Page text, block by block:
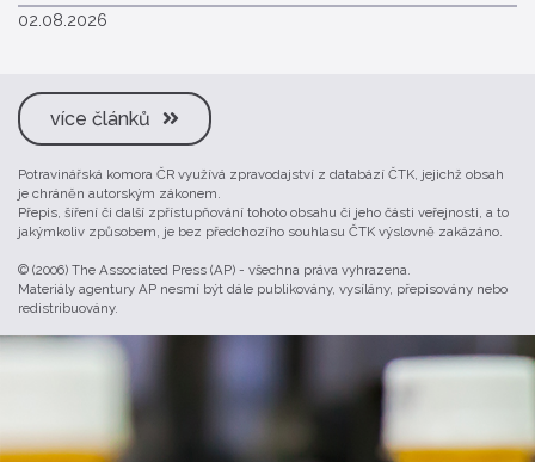
02.08.2026
více článků
Potravinářská komora ČR využívá zpravodajství z databází ČTK, jejichž obsah
je chráněn autorským zákonem.
Přepis, šíření či další zpřístupňování tohoto obsahu či jeho části veřejnosti, a to
jakýmkoliv způsobem, je bez předchozího souhlasu ČTK výslovně zakázáno.
© (2006) The Associated Press (AP) - všechna práva vyhrazena.
Materiály agentury AP nesmí být dále publikovány, vysílány, přepisovány nebo
redistribuovány.